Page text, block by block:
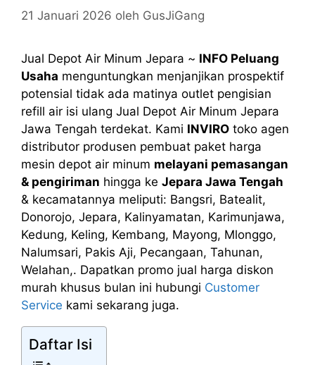
21 Januari 2026 oleh GusJiGang
Jual Depot Air Minum Jepara ~ INFO Peluang
Usaha menguntungkan menjanjikan prospektif
potensial tidak ada matinya outlet pengisian
refill air isi ulang Jual Depot Air Minum Jepara
Jawa Tengah terdekat. Kami INVIRO toko agen
distributor produsen pembuat paket harga
mesin depot air minum melayani pemasangan
& pengiriman hingga ke Jepara Jawa Tengah
& kecamatannya meliputi: Bangsri, Batealit,
Donorojo, Jepara, Kalinyamatan, Karimunjawa,
Kedung, Keling, Kembang, Mayong, Mlonggo,
Nalumsari, Pakis Aji, Pecangaan, Tahunan,
Welahan,. Dapatkan promo jual harga diskon
murah khusus bulan ini hubungi Customer
Service kami sekarang juga.
Daftar Isi